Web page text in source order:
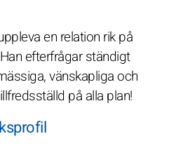
en relation rik på
efterfrågar ständigt
vänskapliga och
på alla plan!